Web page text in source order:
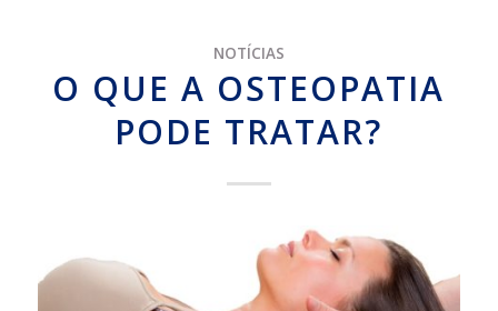
NOTÍCIAS
O QUE A OSTEOPATIA
PODE TRATAR?